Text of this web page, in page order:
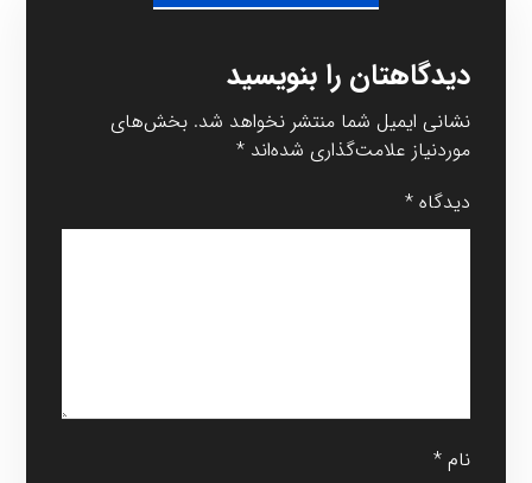
دیدگاهتان را بنویسید
نشانی ایمیل شما منتشر نخواهد شد. بخش‌های
موردنیاز علامت‌گذاری شده‌اند*
دیدگاه*
نام*